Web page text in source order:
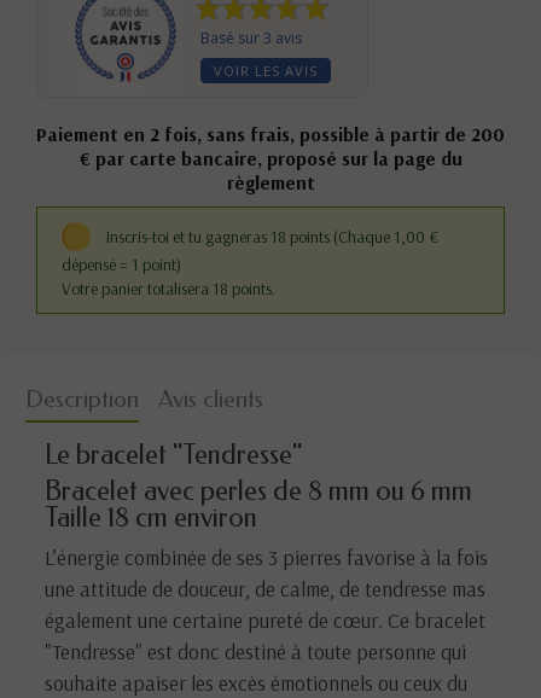
Basé sur 3 avis
VOIR LES AVIS
Paiement en 2 fois, sans frais, possible à partir de 200
€ par carte bancaire, proposé sur la page du
règlement
Inscris-toi et tu gagneras 18 points (Chaque 1,00 €
dépensé = 1 point)
Votre panier totalisera 18 points.
Description Avis clients
Le bracelet "Tendresse"
Bracelet avec perles de 8 mm ou 6 mm
Taille 18 cm environ
L’énergie combinée de ses 3 pierres favorise à la fois
une attitude de douceur, de calme, de tendresse mas
également une certaine pureté de cœur. Ce bracelet
"Tendresse" est donc destiné à toute personne qui
souhaite apaiser les excès émotionnels ou ceux du